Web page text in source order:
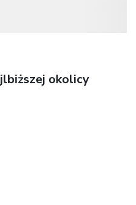
okolicy